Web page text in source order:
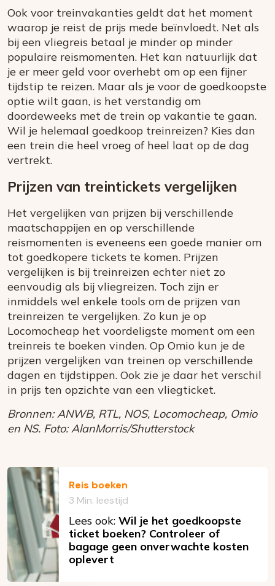
Ook voor treinvakanties geldt dat het moment
waarop je reist de prijs mede beïnvloedt. Net als
bij een vliegreis betaal je minder op minder
populaire reismomenten. Het kan natuurlijk dat
je er meer geld voor overhebt om op een fijner
tijdstip te reizen. Maar als je voor de goedkoopste
optie wilt gaan, is het verstandig om
doordeweeks met de trein op vakantie te gaan.
Wil je helemaal goedkoop treinreizen? Kies dan
een trein die heel vroeg of heel laat op de dag
vertrekt.
Prijzen van treintickets vergelijken
Het vergelijken van prijzen bij verschillende
maatschappijen en op verschillende
reismomenten is eveneens een goede manier om
tot goedkopere tickets te komen. Prijzen
vergelijken is bij treinreizen echter niet zo
eenvoudig als bij vliegreizen. Toch zijn er
inmiddels wel enkele tools om de prijzen van
treinreizen te vergelijken. Zo kun je op
Locomocheap het voordeligste moment om een
treinreis te boeken vinden. Op Omio kun je de
prijzen vergelijken van treinen op verschillende
dagen en tijdstippen. Ook zie je daar het verschil
in prijs ten opzichte van een vliegticket.
Bronnen: ANWB, RTL, NOS, Locomocheap, Omio
en NS. Foto: AlanMorris/Shutterstock
Reis boeken
3 Min. leestijd
Lees ook: Wil je het goedkoopste
ticket boeken? Controleer of
bagage geen onverwachte kosten
oplevert